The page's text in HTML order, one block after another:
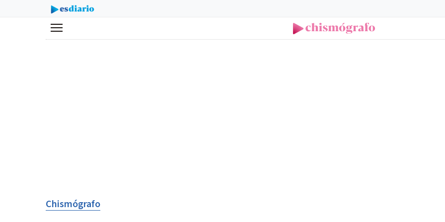
Menú
Chismógrafo